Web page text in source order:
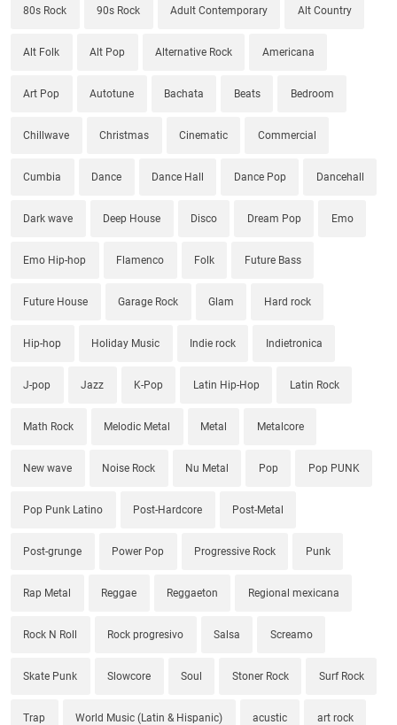
80s Rock 90s Rock Adult Contemporary Alt Country
Alt Folk Alt Pop Alternative Rock Americana
Art Pop Autotune Bachata Beats Bedroom
Chillwave Christmas Cinematic Commercial
Cumbia Dance Dance Hall Dance Pop Dancehall
Dark wave Deep House Disco Dream Pop Emo
Emo Hip-hop Flamenco Folk Future Bass
Future House Garage Rock Glam Hard rock
Hip-hop Holiday Music Indie rock Indietronica
J-pop Jazz K-Pop Latin Hip-Hop Latin Rock
Math Rock Melodic Metal Metal Metalcore
New wave Noise Rock Nu Metal Pop Pop PUNK
Pop Punk Latino Post-Hardcore Post-Metal
Post-grunge Power Pop Progressive Rock Punk
Rap Metal Reggae Reggaeton Regional mexicana
Rock N Roll Rock progresivo Salsa Screamo
Skate Punk Slowcore Soul Stoner Rock Surf Rock
Trap World Music (Latin & Hispanic) acustic art rock